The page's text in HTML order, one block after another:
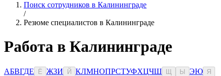
Поиск сотрудников в Калининграде
/
Резюме специалистов в Калининграде
Работа в Калининграде
АБВГДЕ Ё ЖЗИ Й КЛМНОПРСТУФХЦЧШ Ы ЭЮ Я